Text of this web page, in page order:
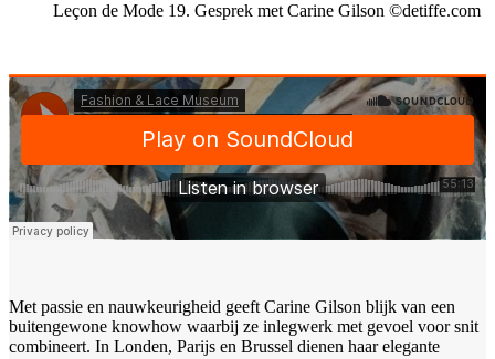
Leçon de Mode 19. Gesprek met Carine Gilson ©detiffe.com
Met passie en nauwkeurigheid geeft Carine Gilson blijk van een
buitengewone knowhow waarbij ze inlegwerk met gevoel voor snit
combineert. In Londen, Parijs en Brussel dienen haar elegante